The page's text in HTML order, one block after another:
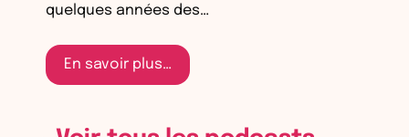
quelques années des…
En savoir plus…